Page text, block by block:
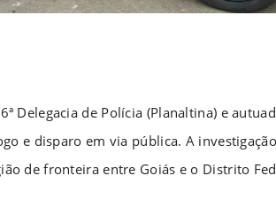
Delegacia de Polícia (Planaltina) e
e disparo em via pública. A
de fronteira entre Goiás e o Distrito